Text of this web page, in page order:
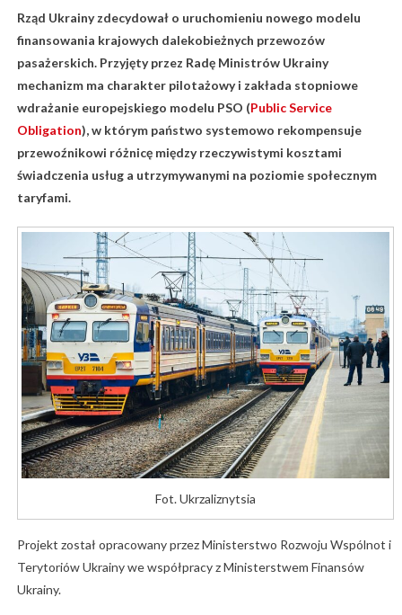
Rząd Ukrainy zdecydował o uruchomieniu nowego modelu
finansowania krajowych dalekobieżnych przewozów
pasażerskich. Przyjęty przez Radę Ministrów Ukrainy
mechanizm ma charakter pilotażowy i zakłada stopniowe
wdrażanie europejskiego modelu PSO (Public Service
Obligation), w którym państwo systemowo rekompensuje
przewoźnikowi różnicę między rzeczywistymi kosztami
świadczenia usług a utrzymywanymi na poziomie społecznym
taryfami.
Fot. Ukrzaliznytsia
Projekt został opracowany przezMinisterstwo Rozwoju Wspólnot i
Terytoriów Ukrainywe współpracy zMinisterstwem Finansów
Ukrainy.